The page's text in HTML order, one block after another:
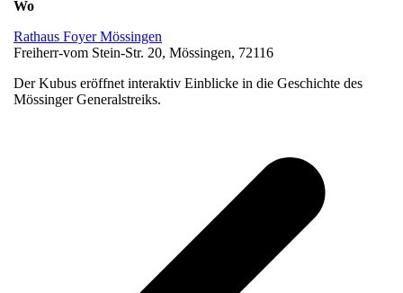
Wo
Rathaus Foyer Mössingen
Freiherr-vom Stein-Str. 20, Mössingen, 72116
Der Kubus eröffnet interaktiv Einblicke in die Geschichte des
Mössinger Generalstreiks.